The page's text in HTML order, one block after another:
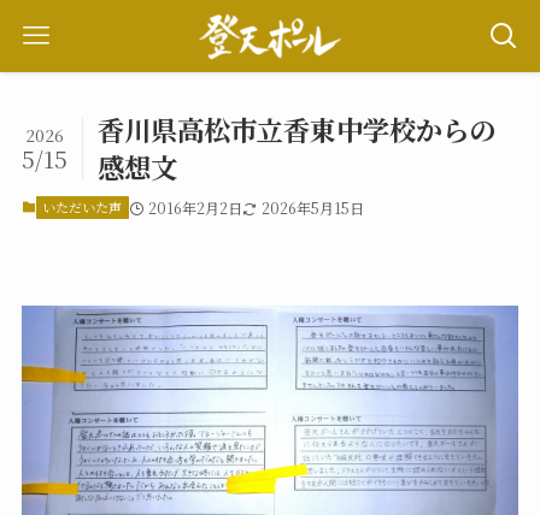
香川県高松市立香東中学校からの
感想文
2026
5/15
いただいた声 2016年2月2日 2026年5月15日